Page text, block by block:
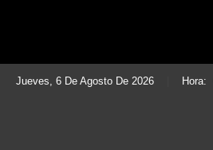
Jueves, 6 De Agosto De 2026 Hora: